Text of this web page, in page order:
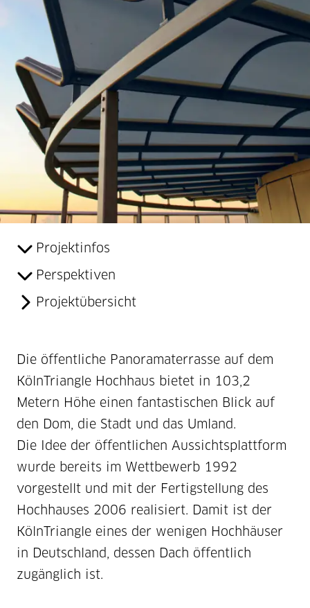
Projektinfos
Perspektiven
Projektübersicht
Die öffentliche Panoramaterrasse auf dem
KölnTriangle Hochhaus bietet in 103,2
Metern Höhe einen fantastischen Blick auf
den Dom, die Stadt und das Umland.
Die Idee der öffentlichen Aussichtsplattform
wurde bereits im Wettbewerb 1992
vorgestellt und mit der Fertigstellung des
Hochhauses 2006 realisiert. Damit ist der
KölnTriangle eines der wenigen Hochhäuser
in Deutschland, dessen Dach öffentlich
zugänglich ist.